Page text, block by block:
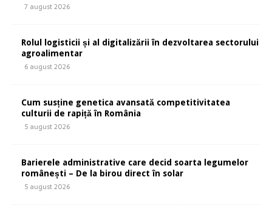
7 august 2026
Rolul logisticii și al digitalizării în dezvoltarea sectorului
agroalimentar
6 august 2026
Cum susține genetica avansată competitivitatea
culturii de rapiță în România
5 august 2026
Barierele administrative care decid soarta legumelor
românești – De la birou direct în solar
5 august 2026